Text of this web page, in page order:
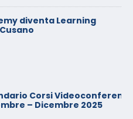
diventa Learning
2025